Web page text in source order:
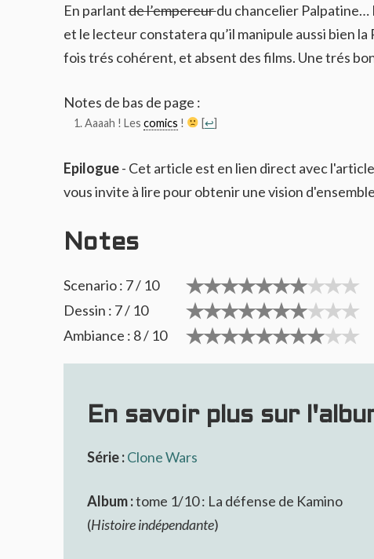
En parlantde l’empereurdu chancelier Palpatine…
et le lecteur constatera qu’il manipule aussi bien
fois trés cohérent, et absent des films. Une trés
Notes de bas de page :
Aaaah ! Les comics ! [↩]
Epilogue- Cet article est en lien direct avec
vous invite à lire pour obtenir une vision
Notes
Scenario : 7 / 10
Dessin : 7 / 10
Ambiance : 8 / 10
En savoir plus sur
Série :Clone Wars
Album :tome 1/10 : La défense de Kamino
(Histoire indépendante)